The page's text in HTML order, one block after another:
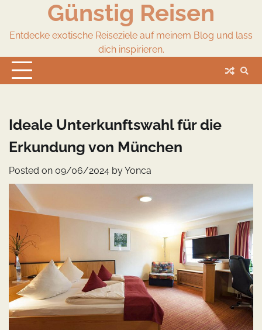
content
Günstig Reisen
Entdecke exotische Reiseziele auf meinem Blog und lass
dich inspirieren.
Ideale Unterkunftswahl für die
Erkundung von München
Posted on 09/06/2024 byYonca